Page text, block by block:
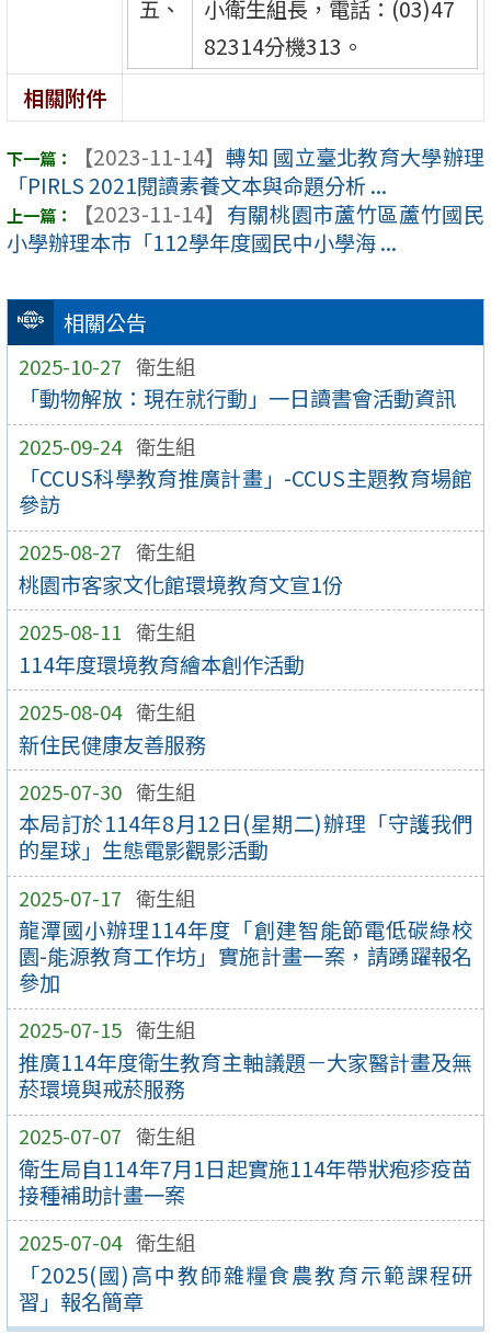
相關公告
2025-10-27 衛生組
「動物解放：現在就行動」一日讀書會活動資訊
2025-09-24 衛生組
「CCUS科學教育推廣計畫」-CCUS主題教育場館
參訪
2025-08-27 衛生組
桃園市客家文化館環境教育文宣1份
2025-08-11 衛生組
114年度環境教育繪本創作活動
2025-08-04 衛生組
新住民健康友善服務
2025-07-30 衛生組
本局訂於114年8月12日(星期二)辦理「守護我們
的星球」生態電影觀影活動
2025-07-17 衛生組
龍潭國小辦理114年度「創建智能節電低碳綠校
園-能源教育工作坊」實施計畫一案，請踴躍報名
參加
2025-07-15 衛生組
推廣114年度衛生教育主軸議題－大家醫計畫及無
菸環境與戒菸服務
2025-07-07 衛生組
衛生局自114年7月1日起實施114年帶狀疱疹疫苗
接種補助計畫一案
2025-07-04 衛生組
「2025(國)高中教師雜糧食農教育示範課程研
習」報名簡章
五、
小衛生組長，電話：(03)47
82314分機313。
相關附件
【2023-11-14】 轉知 國立臺北教育大學辦理
「PIRLS 2021閱讀素養文本與命題分析 ...
【2023-11-14】 有關桃園市蘆竹區蘆竹國民
小學辦理本市「112學年度國民中小學海 ...